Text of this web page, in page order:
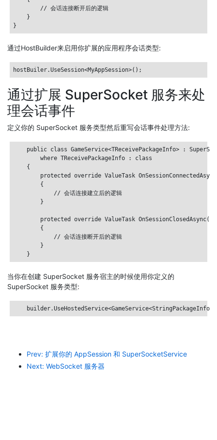
        // 会话连接断开后的逻辑
    }
通过HostBuilder来启用你扩展的应用程序会话类型:
通过扩展 SuperSocket 服务来处
理会话事件
定义你的 SuperSocket 服务类型然后重写会话事件处理方法:
public class GameService<TReceivePackageInfo> :
        where TReceivePackageInfo : class
    {
protected override ValueTask
        {
            // 会话连接建立后的逻辑
        }
protected override ValueTask
        {
            // 会话连接断开后的逻辑
        }
当你在创建 SuperSocket 服务宿主的时候使用你定义的
SuperSocket 服务类型:
Prev: 扩展你的 AppSession 和 SuperSocketService
Next: WebSocket 服务器